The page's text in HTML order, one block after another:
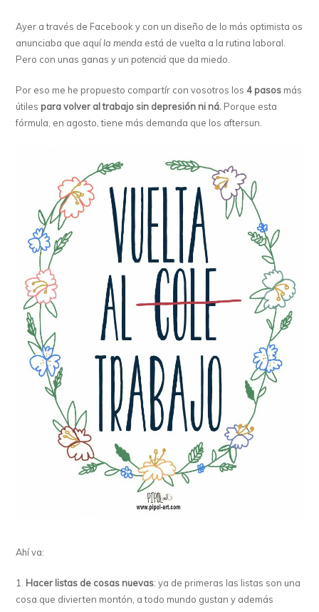
Ayer a través de Facebook y con un diseño de lo más optimista os
anunciaba que aquíla menda está de vuelta a la rutina laboral.
Pero con unas ganas y unpotenciá que da miedo.
Por eso me he propuesto compartír con vosotros los 4 pasosmás
útilespara volver al trabajo sin depresión ni ná. Porque esta
fórmula, en agosto, tiene más demanda que los aftersun.
Ahí va:
1. Hacer listas de cosas nuevas: ya de primeras las listas son una
cosa que divierten montón, a todo mundo gustan y además